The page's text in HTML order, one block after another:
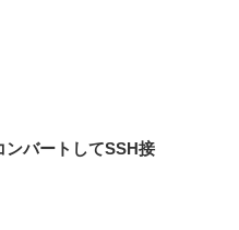
バートしてSSH接